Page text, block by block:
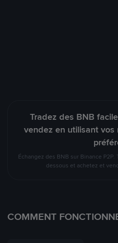
Tradez des BNB
vendez en utilisant
Échangez des BNB sur Binance
dessous et achetez et
COMMENT